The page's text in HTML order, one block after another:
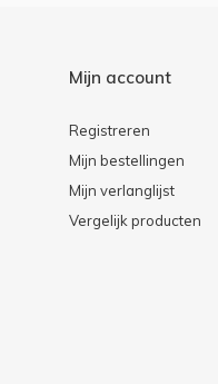
Mijn account
Registreren
Mijn bestellingen
Mijn verlanglijst
Vergelijk producten